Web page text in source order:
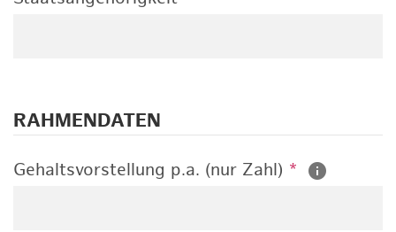
RAHMENDATEN
Gehaltsvorstellung p.a. (nur Zahl) *